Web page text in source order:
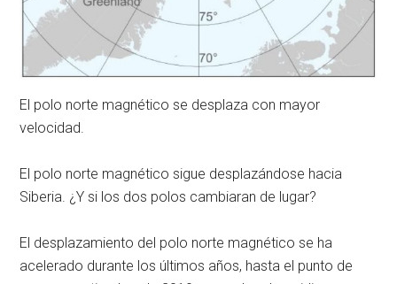
El polo norte magnético se desplaza con mayor
velocidad.
El polo norte magnético sigue desplazándose hacia
Siberia. ¿Y si los dos polos cambiaran de lugar?
El desplazamiento del polo norte magnético se ha
acelerado durante los últimos años, hasta el punto de